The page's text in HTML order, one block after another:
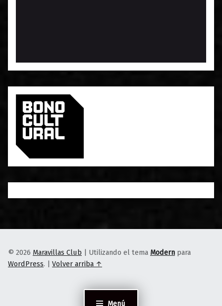
Menú
© 2026 Maravillas Club Utilizando el tema Modern para
WordPress. Volver arriba ↑